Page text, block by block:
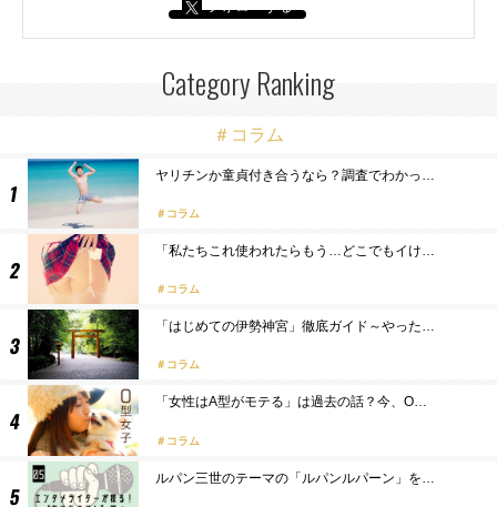
Category Ranking
＃コラム
ヤリチンか童貞付き合うなら？調査でわかっ…
コラム
「私たちこれ使われたらもう…どこでもイけ…
コラム
「はじめての伊勢神宮」徹底ガイド～やった…
コラム
「女性はA型がモテる」は過去の話？今、O…
コラム
ルパン三世のテーマの「ルパンルパーン」を…